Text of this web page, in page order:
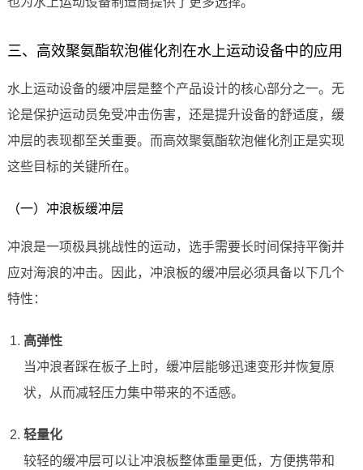
三、高效聚氨酯软泡催化剂在水上运动设备中的应用
水上运动设备的缓冲层是整个产品设计的核心部分之一。无
论是保护运动员免受冲击伤害，还是提升设备的舒适度，缓
冲层的表现都至关重要。而高效聚氨酯软泡催化剂正是实现
这些目标的关键所在。
（一）冲浪板缓冲层
冲浪是一项极具挑战性的运动，选手需要长时间保持平衡并
应对海浪的冲击。因此，冲浪板的缓冲层必须具备以下几个
特性：
高弹性
当冲浪者踩在板子上时，缓冲层能够迅速变形并恢复原
状，从而减轻压力集中带来的不适感。
轻量化
较轻的缓冲层可以让冲浪板整体重量更低，方便携带和